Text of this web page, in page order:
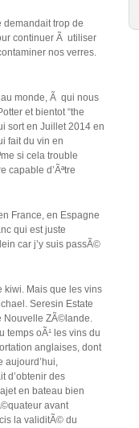
trop de
continuer Ã utiliser
nos verres.
monde, Ã qui nous
et bientot “the
sort en Juillet 2014 en
fait du vin en
si cela trouble
capable d’Ãªtre
France, en Espagne
qui est juste
car j’y suis passÃ©
kiwi. Mais que les vins
Seresin Estate
Nouvelle ZÃ©lande.
temps oÃ¹ les vins du
anglaises, dont
aujourd’hui,
d’obtenir des
en bateau bien
avant
la validitÃ© du